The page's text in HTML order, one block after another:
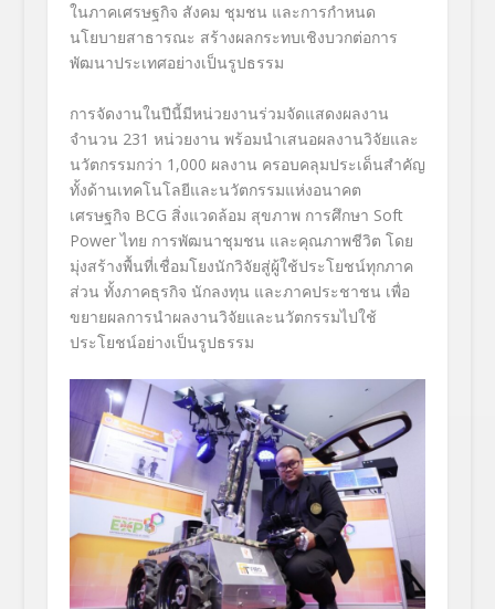
ในภาคเศรษฐกิจ สังคม ชุมชน และการกำหนด
นโยบายสาธารณะ สร้างผลกระทบเชิงบวกต่อการ
พัฒนาประเทศอย่างเป็นรูปธรรม
การจัดงานในปีนี้มีหน่วยงานร่วมจัดแสดงผลงาน
จำนวน 231 หน่วยงาน พร้อมนำเสนอผลงานวิจัยและ
นวัตกรรมกว่า 1,000 ผลงาน ครอบคลุมประเด็นสำคัญ
ทั้งด้านเทคโนโลยีและนวัตกรรมแห่งอนาคต
เศรษฐกิจ BCG สิ่งแวดล้อม สุขภาพ การศึกษา Soft
Power ไทย การพัฒนาชุมชน และคุณภาพชีวิต โดย
มุ่งสร้างพื้นที่เชื่อมโยงนักวิจัยสู่ผู้ใช้ประโยชน์ทุกภาค
ส่วน ทั้งภาคธุรกิจ นักลงทุน และภาคประชาชน เพื่อ
ขยายผลการนำผลงานวิจัยและนวัตกรรมไปใช้
ประโยชน์อย่างเป็นรูปธรรม